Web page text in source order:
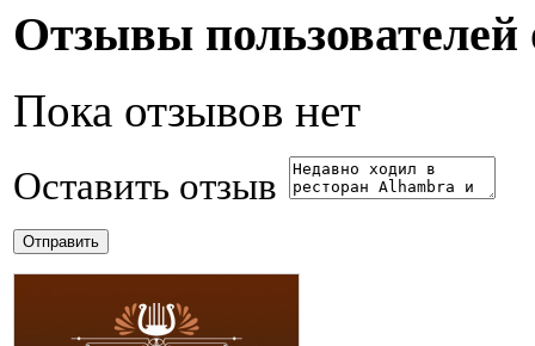
Отзывы пользователей
Пока отзывов нет
Оставить отзыв